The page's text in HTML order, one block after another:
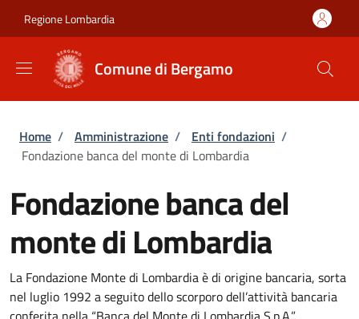
Regione Lombardia
Comune di Bergamo
Briciole di pane
Home / Amministrazione / Enti fondazioni /
Fondazione banca del monte di Lombardia
Fondazione banca del
monte di Lombardia
La Fondazione Monte di Lombardia è di origine bancaria, sorta
nel luglio 1992 a seguito dello scorporo dell’attività bancaria